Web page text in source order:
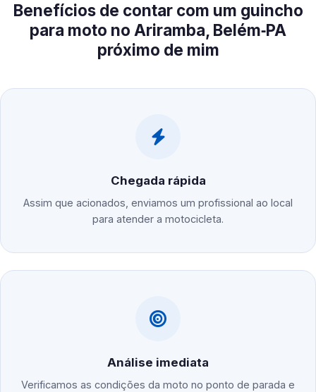
Benefícios de contar com um guincho
para moto no Ariramba, Belém‑PA
próximo de mim
Chegada rápida
Assim que acionados, enviamos um profissional ao local
para atender a motocicleta.
Análise imediata
Verificamos as condições da moto no ponto de parada e